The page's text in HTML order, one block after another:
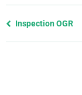
Previous
Inspection OGR